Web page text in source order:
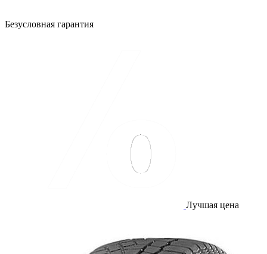
Безусловная гарантия
Лучшая цена